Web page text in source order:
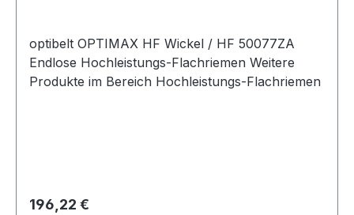
optibelt OPTIMAX HF Wickel / HF 50077ZA
Endlose Hochleistungs-Flachriemen Weitere
Produkte im Bereich Hochleistungs-Flachriemen
Regulärer Preis:
196,22 €